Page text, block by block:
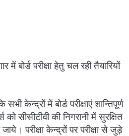
में बोर्ड परीक्षा हेतु चल रही तैयारियों
केन्द्रों में बोर्ड परीक्षाएं शान्तिपूर्ण
सीसीटीवी की निगरानी में सुरक्षित
परीक्षा केन्द्रों पर परीक्षा से जुड़े